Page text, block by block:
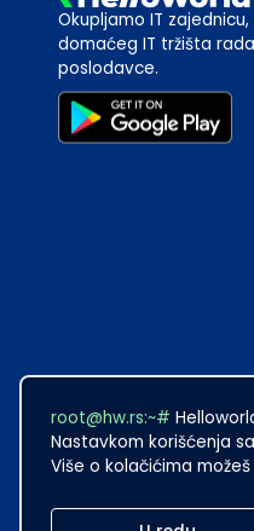
root@hw.rs:~#
Nastavkom korišćenja
Više o kolačićima
Okupljamo IT
domaćeg IT tržišta
poslodavce.